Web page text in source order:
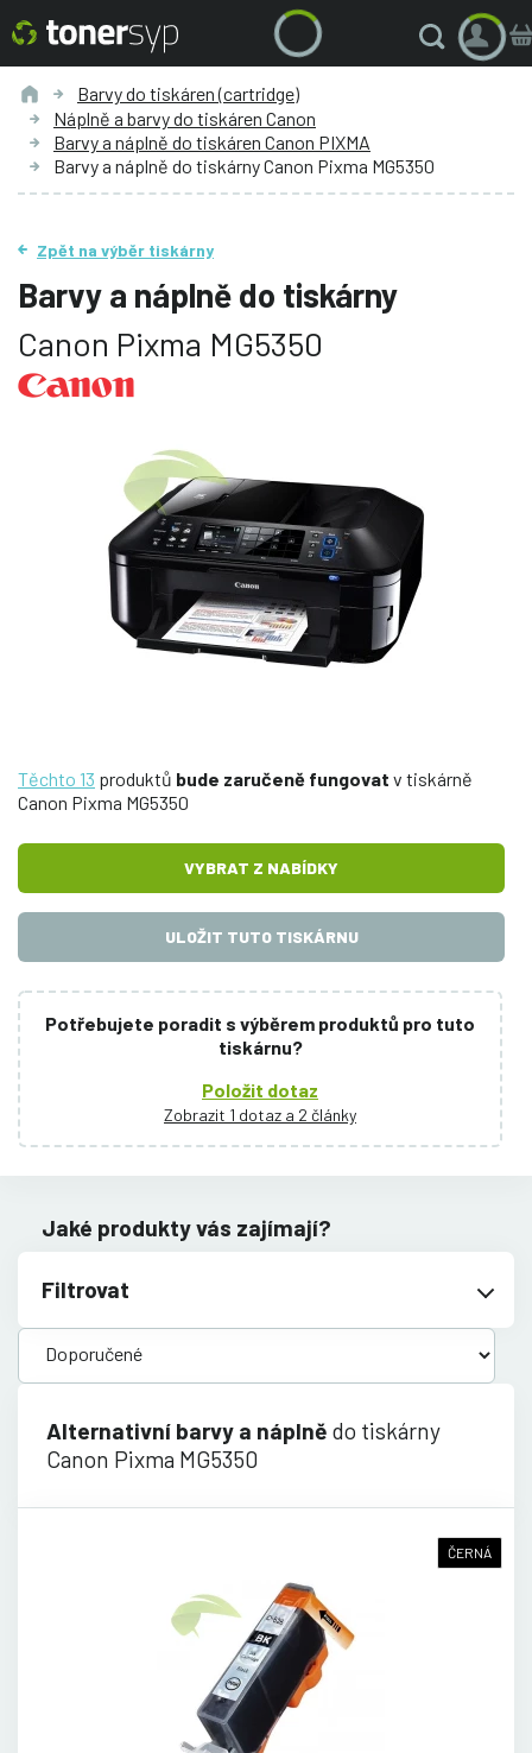
Barvy do tiskáren (cartridge)
Náplně a barvy do tiskáren Canon
Barvy a náplně do tiskáren Canon PIXMA
Barvy a náplně do tiskárny Canon Pixma MG5350
Zpět na výběr tiskárny
Barvy a náplně do tiskárny
Canon Pixma MG5350
Těchto 13 produktů bude zaručeně fungovat v tiskárně
Canon Pixma MG5350
VYBRAT Z NABÍDKY
ULOŽIT TUTO TISKÁRNU
Potřebujete poradit s výběrem produktů pro tuto
tiskárnu?
Položit dotaz
Zobrazit 1 dotaz a 2 články
Jaké produkty vás zajímají?
Filtrovat
Alternativní barvy a náplně do tiskárny
Canon Pixma MG5350
ČERNÁ